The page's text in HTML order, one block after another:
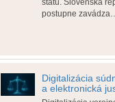
štátu. Slovenská
postupne
Digitalizácia
a elektronická